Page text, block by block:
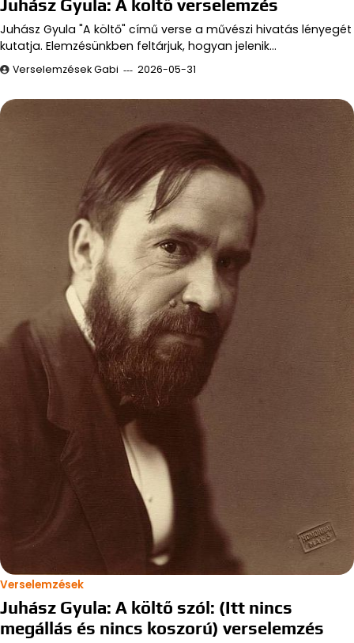
Juhász Gyula: A költő verselemzés
Juhász Gyula "A költő" című verse a művészi hivatás lényegét
kutatja. Elemzésünkben feltárjuk, hogyan jelenik…
Verselemzések Gabi 2026-05-31
Verselemzések
Juhász Gyula: A költő szól: (Itt nincs
megállás és nincs koszorú) verselemzés